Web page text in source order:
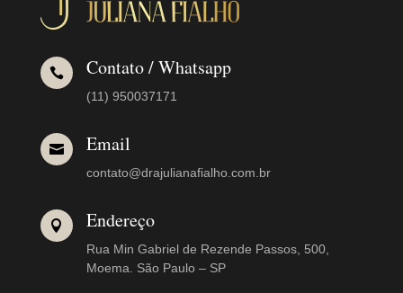
 Contato / Whatsapp
(11) 950037171
 Email
contato@drajulianafialho.com.br
 Endereço
Rua Min Gabriel de Rezende Passos, 500,
Moema. São Paulo – SP